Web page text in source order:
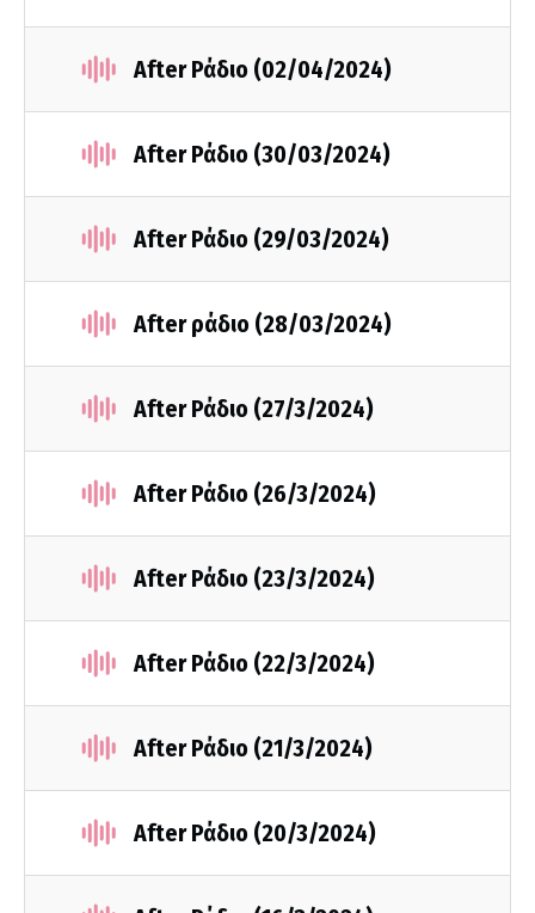
After Ράδιο (02/04/2024)
After Ράδιο (30/03/2024)
After Ράδιο (29/03/2024)
After ράδιο (28/03/2024)
After Ράδιο (27/3/2024)
After Ράδιο (26/3/2024)
After Ράδιο (23/3/2024)
After Ράδιο (22/3/2024)
After Ράδιο (21/3/2024)
After Ράδιο (20/3/2024)